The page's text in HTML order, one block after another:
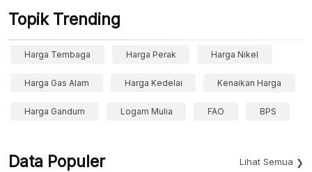
Topik Trending
Harga Tembaga Harga Perak Harga Nikel
Harga Gas Alam Harga Kedelai Kenaikan Harga
Harga Gandum Logam Mulia FAO BPS
Data Populer Lihat Semua